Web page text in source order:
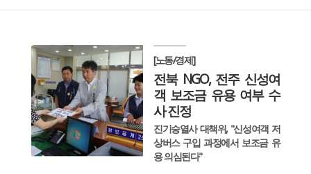
[노동/경제]
전북 NGO, 전주 신성여
객 보조금 유용 여부 수
사 진정
진기승열사 대책위, "신성여객 저
상버스 구입 과정에서 보조금 유
용 의심된다"